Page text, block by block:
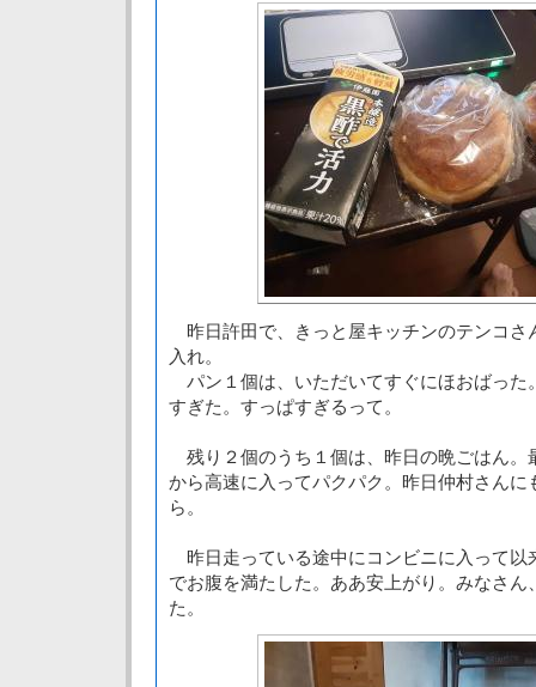
昨日許田で、きっと屋キッチンのテンコさ
入れ。
パン１個は、いただいてすぐにほおばった
すぎた。すっぱすぎるって。
残り２個のうち１個は、昨日の晩ごはん。
から高速に入ってパクパク。昨日仲村さんに
ら。
昨日走っている途中にコンビニに入って以
でお腹を満たした。ああ安上がり。みなさん
た。